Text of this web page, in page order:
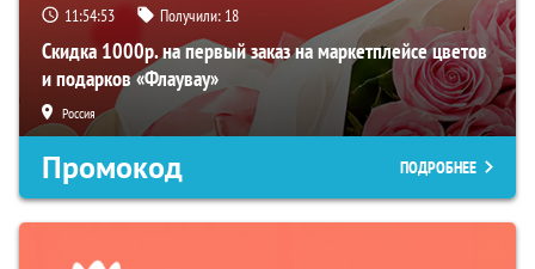
11:54:52 Получили: 18
Скидка 1000р. на первый заказ на маркетплейсе цветов
и подарков «Флаувау»
Россия
Промокод ПОДРОБНЕЕ